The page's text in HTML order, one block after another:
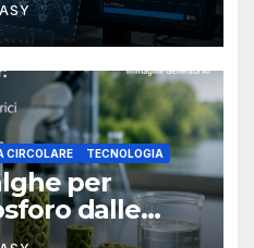
CIRCOLARE TECNOLOGIA
per
dalle
della